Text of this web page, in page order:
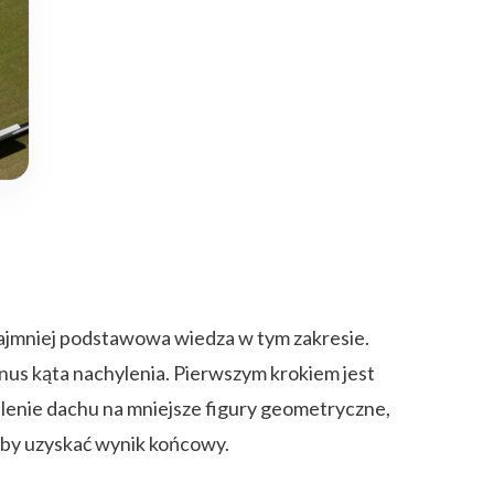
podstawowa wiedza w tym zakresie.
kąta nachylenia. Pierwszym krokiem jest
dachu na mniejsze figury geometryczne,
uzyskać wynik końcowy.